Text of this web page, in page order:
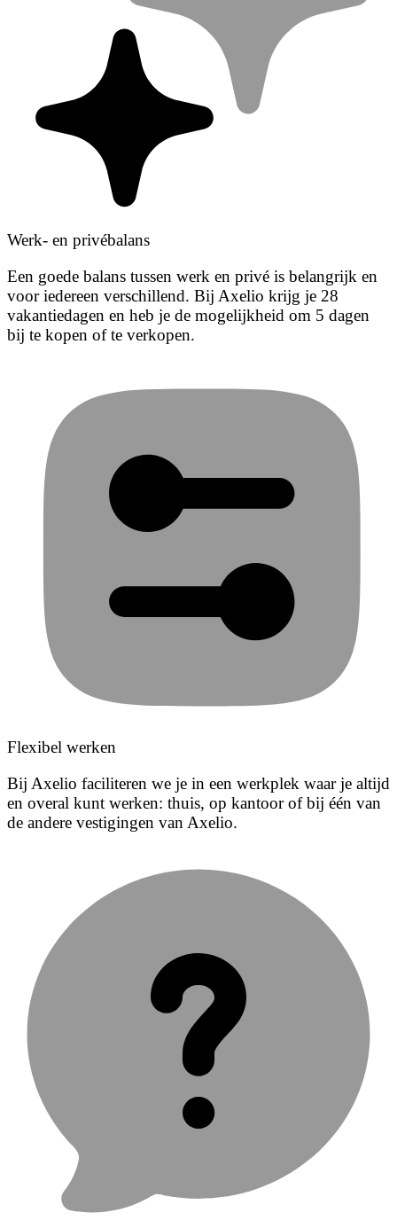
Werk- en privébalans
Een goede balans tussen werk en privé is belangrijk en
voor iedereen verschillend. Bij Axelio krijg je 28
vakantiedagen en heb je de mogelijkheid om 5 dagen
bij te kopen of te verkopen.
Flexibel werken
Bij Axelio faciliteren we je in een werkplek waar je altijd
en overal kunt werken: thuis, op kantoor of bij één van
de andere vestigingen van Axelio.